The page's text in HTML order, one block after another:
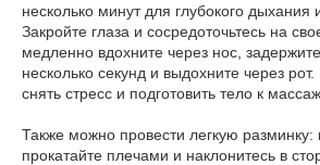
несколько минут для глубокого дыхания
Закройте глаза и сосредоточьтесь на
медленно вдохните через нос,
несколько секунд и выдохните через
снять стресс и подготовить тело к
Также можно провести легкую разминку:
прокатайте плечами и наклонитесь в